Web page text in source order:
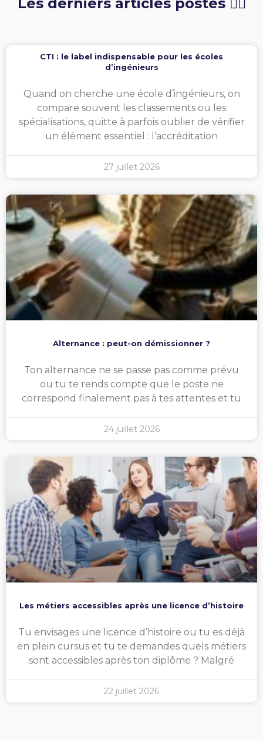
Les derniers articles postés 👇🏻
CTI : le label indispensable pour les écoles
d’ingénieurs
Quand on cherche une école d’ingénieurs, on
compare souvent les classements ou les
spécialisations, quitte à parfois oublier de vérifier
un élément essentiel : l’accréditation
27 juillet 2026
Alternance : peut-on démissionner ?
Ton alternance ne se passe pas comme prévu
ou tu te rends compte que le poste ne
correspond finalement pas à tes attentes et tu
24 juillet 2026
Les métiers accessibles après une licence d’histoire
Tu envisages une licence d’histoire ou tu es déjà
en plein cursus et tu te demandes quels métiers
sont accessibles après ton diplôme ? Malgré
22 juillet 2026